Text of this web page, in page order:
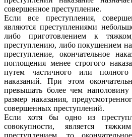
совершенное преступление.
Если все преступления,
являются преступлениями
либо приготовлением к
преступлению, либо покушением
преступление, окончательное
поглощения менее строгого
путем частичного или полного
наказаний. При этом
превышать более чем
размер наказания,
совершенных преступлений.
Если хотя бы одно из
совокупности, является
преступлением, то